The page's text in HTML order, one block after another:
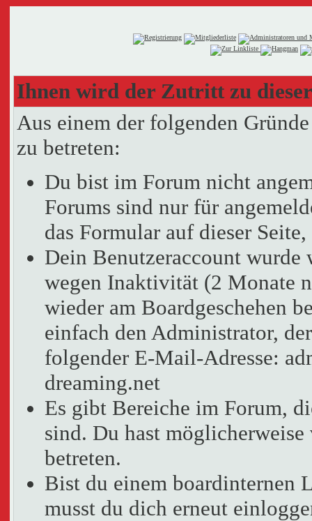
Ihnen wird der Zutritt zu
Aus einem der folgenden
zu betreten:
Du bist im Forum nicht
Forums sind nur für
das Formular auf dieser
Dein Benutzeraccount wurde
wegen Inaktivität (2 Monate
wieder am Boardgeschehen
einfach den Administrator,
folgender E-Mail-Adresse:
dreaming.net
Es gibt Bereiche im Forum,
sind. Du hast
betreten.
Bist du einem boardinternen
musst du dich erneut